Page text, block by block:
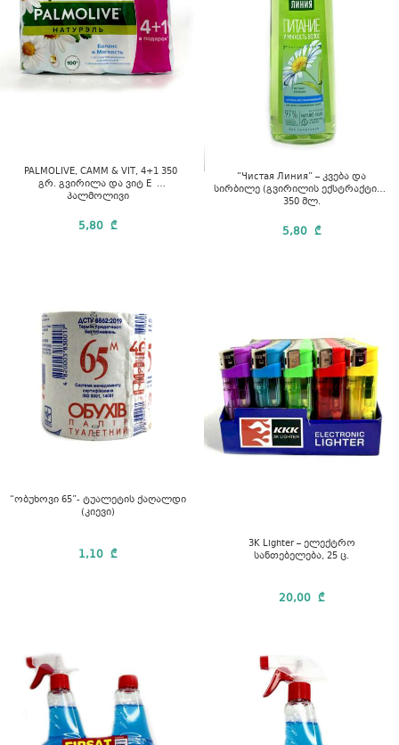
PALMOLIVE, CAMM & VIT, 4+1 350
გრ. გვირილა და ვიტ E
პალმოლივი
5,80 ₾
“Чистая Линия” – კვება და
სირბილე (გვირილის ექსტრაქტით)
350 მლ.
5,80 ₾
“ობუხოვი 65”- ტუალეტის ქაღალდი
(კიევი)
1,10 ₾
3K Lighter – ელექტრო
სანთებელება, 25 ც.
20,00 ₾